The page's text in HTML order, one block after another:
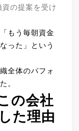
の提案を受け
もう毎朝資金
った」という
全体のパフォ
。
の会社
た理由